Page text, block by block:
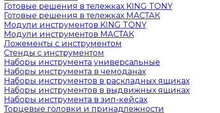
Готовые решения в тележках KING TONY
Готовые решения в тележках МАСТАК
Модули инструментов KING TONY
Модули инструментов МАСТАК
Ложементы с инструментом
Стенды с инструментом
Наборы инструмента универсальные
Наборы инструмента в чемоданах
Наборы инструментов в раскладных ящиках
Наборы инструментов в выдвижных ящиках
Наборы инструмента в зип-кейсах
Торцевые головки и принадлежности